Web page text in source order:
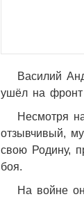
Василий
ушёл на
Несмотря
отзывчивый,
свою Родину,
боя.
На войне